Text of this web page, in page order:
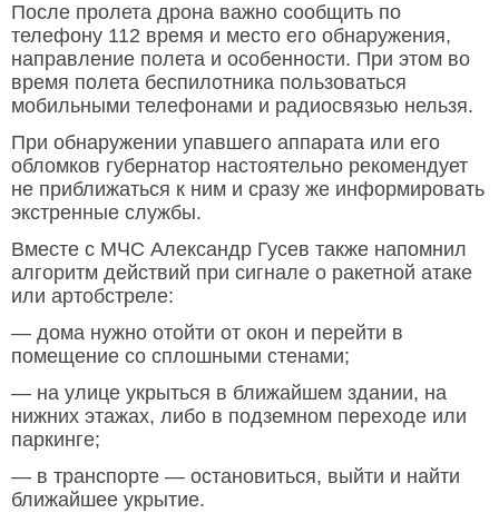
После пролета дрона важно сообщить по
телефону 112 время и место его обнаружения,
направление полета и особенности. При этом во
время полета беспилотника пользоваться
мобильными телефонами и радиосвязью нельзя.
При обнаружении упавшего аппарата или его
обломков губернатор настоятельно рекомендует
не приближаться к ним и сразу же информировать
экстренные службы.
Вместе с МЧС Александр Гусев также напомнил
алгоритм действий при сигнале о ракетной атаке
или артобстреле:
— дома нужно отойти от окон и перейти в
помещение со сплошными стенами;
— на улице укрыться в ближайшем здании, на
нижних этажах, либо в подземном переходе или
паркинге;
— в транспорте — остановиться, выйти и найти
ближайшее укрытие.